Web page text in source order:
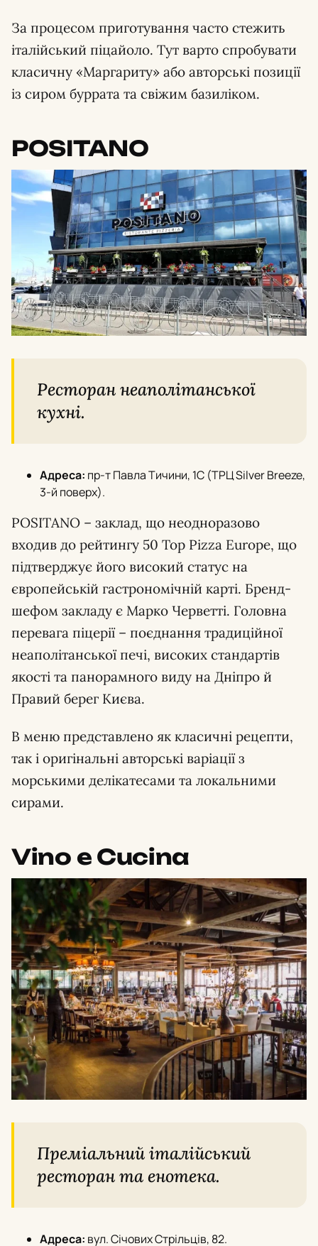
За процесом приготування часто стежить
італійський піцайоло. Тут варто спробувати
класичну «Маргариту» або авторські позиції
із сиром буррата та свіжим базиліком.
POSITANO
Ресторан неаполітанської
кухні.
Адреса: пр-т Павла Тичини, 1C (ТРЦ Silver Breeze,
3-й поверх).
POSITANO – заклад, що неодноразово
входив до рейтингу 50 Top Pizza Europe, що
підтверджує його високий статус на
європейській гастрономічній карті. Бренд-
шефом закладу є Марко Черветті. Головна
перевага піцерії – поєднання традиційної
неаполітанської печі, високих стандартів
якості та панорамного виду на Дніпро й
Правий берег Києва.
В меню представлено як класичні рецепти,
так і оригінальні авторські варіації з
морськими делікатесами та локальними
сирами.
Vino e Cucina
Преміальний італійський
ресторан та енотека.
Адреса: вул. Січових Стрільців, 82.